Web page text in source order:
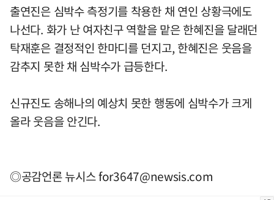
출연진은 심박수 측정기를 착용한 채 연인 상황극에도
나선다. 화가 난 여자친구 역할을 맡은 한혜진을 달래던
탁재훈은 결정적인 한마디를 던지고, 한혜진은 웃음을
감추지 못한 채 심박수가 급등한다.
신규진도 송해나의 예상치 못한 행동에 심박수가 크게
올라 웃음을 안긴다.
◎공감언론 뉴시스for3647@newsis.com